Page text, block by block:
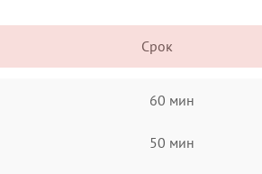
Срок
60 мин
50 мин